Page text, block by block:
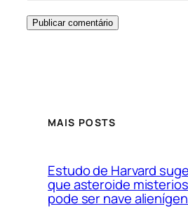
MAIS POSTS
Estudo de Harvard
que asteroide
pode ser nave